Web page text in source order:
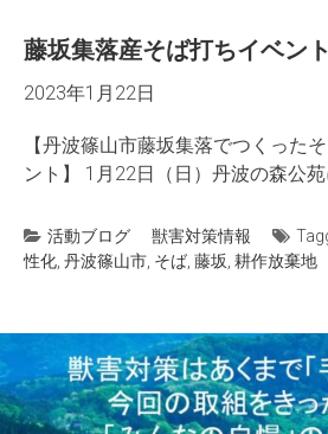
藤坂集落産そば打ちイベント
2023年1月22日
【丹波篠山市藤坂集落でつくった
ント】 1月22日（日）丹波の森公
活動ブログ 獣害対策情報
性化 丹波篠山市 そば 藤坂 耕作放棄地